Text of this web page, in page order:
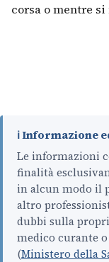
corsa o mentre
ℹ️ Informazione
Le informazioni
finalità
in alcun modo il
altro
dubbi sulla
medico curante
(Ministero della